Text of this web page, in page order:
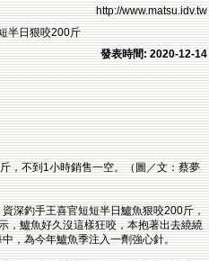
http://www.matsu.idv.tw
半日狠咬200斤
發表時間: 2020-12-14
不到1小時銷售一空。（圖／文：蔡夢
深釣手王喜官短短半日鱸魚狠咬200斤，
，鱸魚好久沒這樣狂咬，本抱著出去繞繞
，為今年鱸魚季注入一劑強心針。